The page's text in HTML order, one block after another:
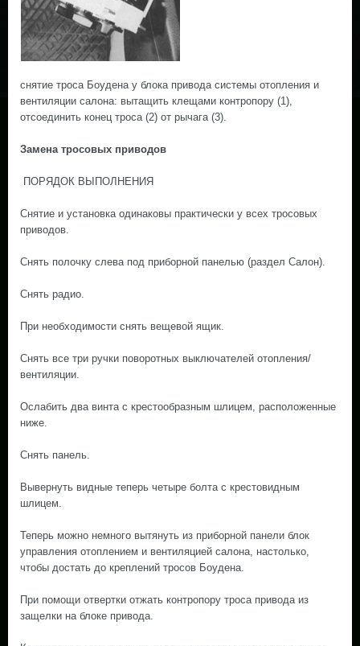
снятие троса Боудена у блока привода системы отопления и
вентиляции салона: вытащить клещами контропору (1),
отсоединить конец троса (2) от рычага (3).
Замена тросовых приводов
ПОРЯДОК ВЫПОЛНЕНИЯ
Снятие и установка одинаковы практически у всех тросовых
приводов.
Снять полочку слева под приборной панелью (раздел Салон).
Снять радио.
При необходимости снять вещевой ящик.
Снять все три ручки поворотных выключателей отопления/
вентиляции.
Ослабить два винта с крестообразным шлицем, расположенные
ниже.
Снять панель.
Вывернуть видные теперь четыре болта с крестовидным
шлицем.
Теперь можно немного вытянуть из приборной панели блок
управления отоплением и вентиляцией салона, настолько,
чтобы достать до креплений тросов Боудена.
При помощи отвертки отжать контропору троса привода из
защелки на блоке привода.